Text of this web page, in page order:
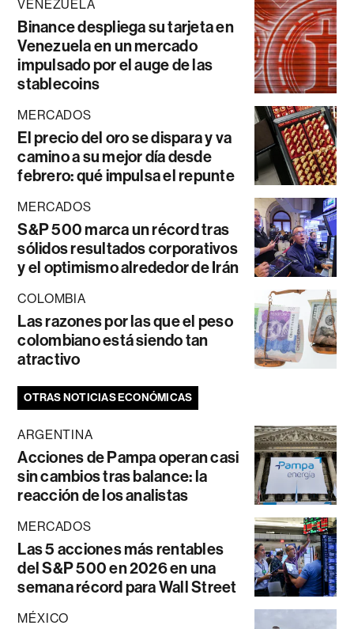
VENEZUELA
Binance despliega su tarjeta en
Venezuela en un mercado
impulsado por el auge de las
stablecoins
MERCADOS
El precio del oro se dispara y va
camino a su mejor día desde
febrero: qué impulsa el repunte
MERCADOS
S&P 500 marca un récord tras
sólidos resultados corporativos
y el optimismo alrededor de Irán
COLOMBIA
Las razones por las que el peso
colombiano está siendo tan
atractivo
OTRAS NOTICIAS ECONÓMICAS
ARGENTINA
Acciones de Pampa operan casi
sin cambios tras balance: la
reacción de los analistas
MERCADOS
Las 5 acciones más rentables
del S&P 500 en 2026 en una
semana récord para Wall Street
MÉXICO